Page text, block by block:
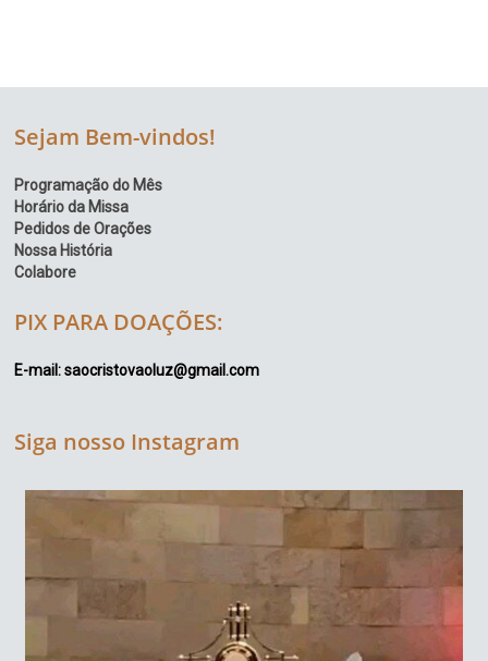
Sejam Bem-vindos!
Programação do Mês
Horário da Missa
Pedidos de Orações
Nossa História
Colabore
PIX PARA DOAÇÕES:
E-mail: saocristovaoluz@gmail.com
Siga nosso Instagram